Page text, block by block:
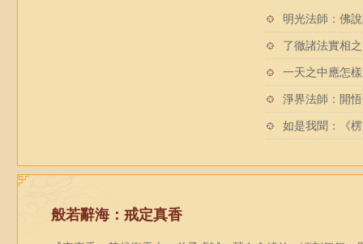
明光法師：佛
了徹諸法實相
一天之中應怎
淨界法師：開
如是我聞：《
般若辭海：戒定真香